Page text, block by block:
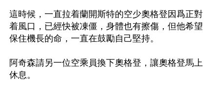
這時候，一直拉着蘭開斯特的空少奧格登因爲正對
着風口，已經快被凍僵，身體也有擦傷，但他希望
保住機長的命，一直在鼓勵自己堅持。
阿奇森請另一位空乘員換下奧格登，讓奧格登馬上
休息。